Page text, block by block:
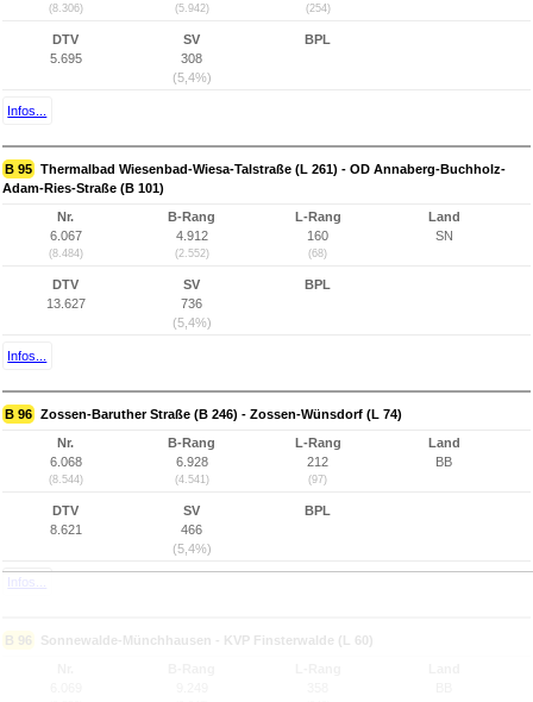
(8.306) (5.942) (254)
DTV
5.695
SV
308
(5,4%)
BPL
Infos...
B 95 Thermalbad Wiesenbad-Wiesa-Talstraße (L 261) - OD Annaberg-Buchholz-
Adam-Ries-Straße (B 101)
Nr.
6.067
(8.484)
B-Rang
4.912
(2.552)
L-Rang
160
(68)
Land
SN
DTV
13.627
SV
736
(5,4%)
BPL
Infos...
B 96 Zossen-Baruther Straße (B 246) - Zossen-Wünsdorf (L 74)
Nr.
6.068
(8.544)
B-Rang
6.928
(4.541)
L-Rang
212
(97)
Land
BB
DTV
8.621
SV
466
(5,4%)
BPL
Infos...
B 96 Sonnewalde-Münchhausen - KVP Finsterwalde (L 60)